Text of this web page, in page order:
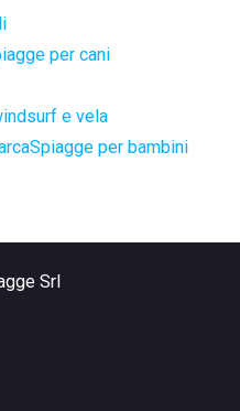
per cani
e vela
Spiagge per bambini
Srl